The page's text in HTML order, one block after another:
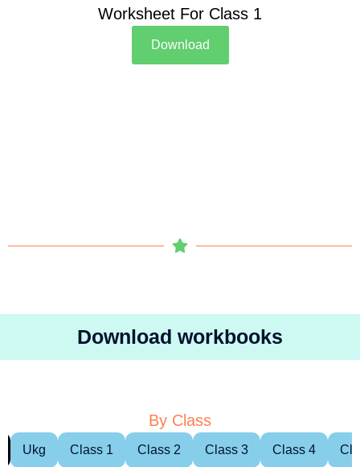
Worksheet For Class 1
Download
Download workbooks
By Class
Ukg Class 1 Class 2 Class 3 Class 4